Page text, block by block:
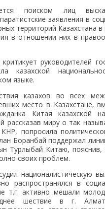
поиском лиц
заявления в
территорий Казахстана в
в отношении них в
руководителей
казахской
языке.
казахов во всех
место в Казахстане,
Китая казахской
рассказав миру о так
попросила
Боранбай поддержал
Турлыбай Китаю, пояснив,
своих проблем.
националистическую
распространялся в
т.г. активно мешали
шествие в г.